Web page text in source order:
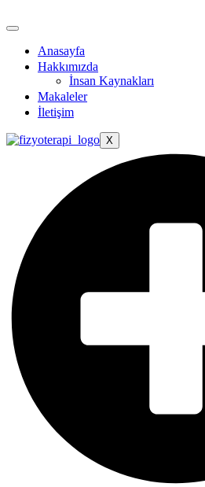
Anasayfa
Hakkımızda
İnsan Kaynakları
Makaleler
İletişim
X